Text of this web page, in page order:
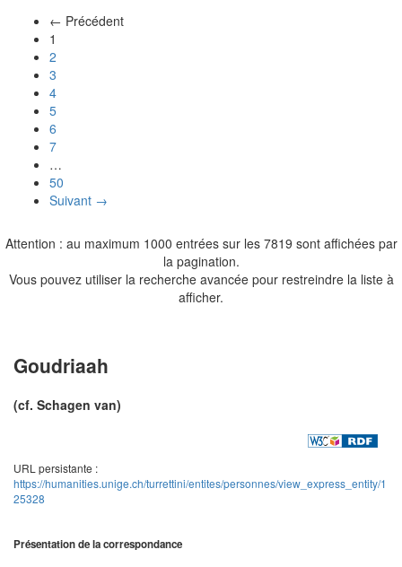
← Précédent
1
2
3
4
5
6
7
…
50
Suivant →
Attention : au maximum 1000 entrées sur les 7819 sont affichées par
la pagination.
Vous pouvez utiliser la recherche avancée pour restreindre la liste à
afficher.
Goudriaah
(cf. Schagen van)
URL persistante :
https://humanities.unige.ch/turrettini/entites/personnes/view_express_entity/1
25328
Présentation de la correspondance